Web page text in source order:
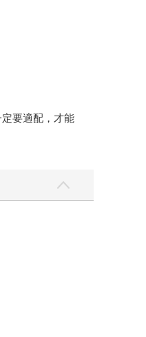
要適配，才能